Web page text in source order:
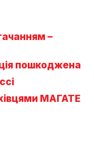
–
пошкоджена
МАГАТЕ